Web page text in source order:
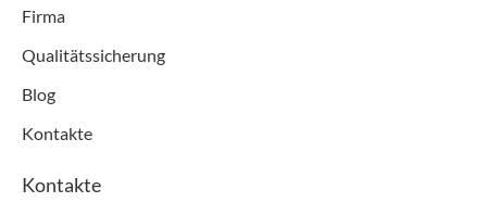
Firma
Qualitätssicherung
Blog
Kontakte
Kontakte